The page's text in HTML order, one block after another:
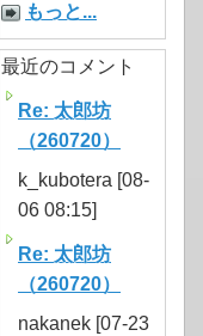
もっと...
最近のコメント
Re: 太郎坊
（260720）
k_kubotera [08-
06 08:15]
Re: 太郎坊
（260720）
nakanek [07-23